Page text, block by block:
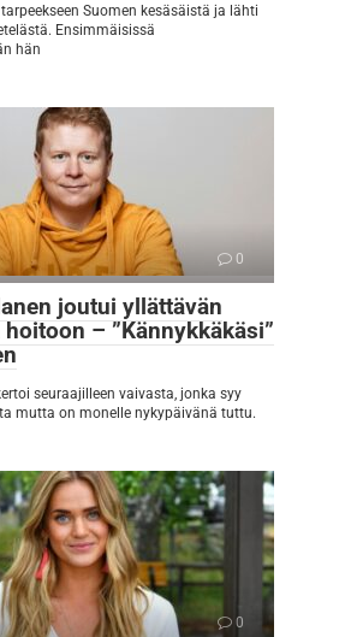
Suomen kesäsäistä ja lähti
Ensimmäisissä
hän
0
joutui yllättävän
– ”Kännykkäkäsi”
seuraajilleen vaivasta, jonka syy
mutta on monelle nykypäivänä tuttu.
0